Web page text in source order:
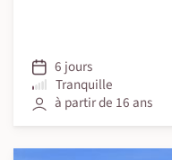
6 jours
Tranquille
à partir de 16 ans